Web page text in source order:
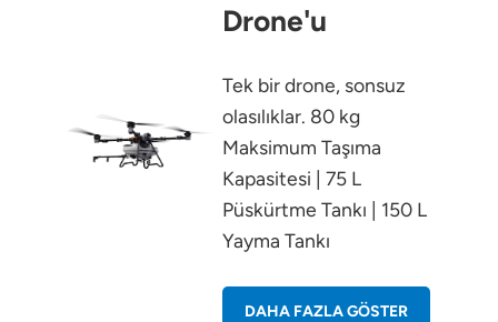
Tiếng Việt
Drone'u
Tek bir drone, sonsuz
olasılıklar. 80 kg
Maksimum Taşıma
Kapasitesi | 75 L
Püskürtme Tankı | 150 L
Yayma Tankı
DAHA FAZLA GÖSTER